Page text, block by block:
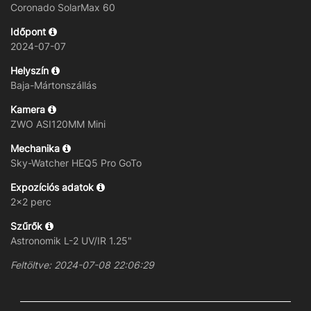
Coronado SolarMax 60
Időpont
2024-07-07
Helyszín
Baja-Mártonszállás
Kamera
ZWO ASI120MM Mini
Mechanika
Sky-Watcher HEQ5 Pro GoTo
Expozíciós adatok
2x2 perc
Szűrők
Astronomik L-2 UV/IR 1.25"
Feltöltve: 2024-07-08 22:06:29